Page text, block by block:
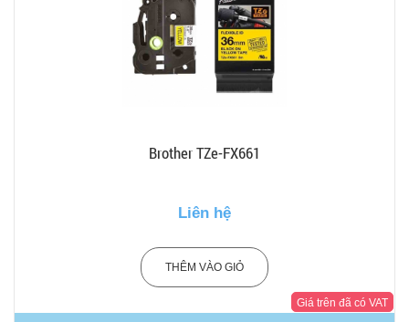
Brother TZe-FX661
Liên hệ
THÊM VÀO GIỎ
Giá trên đã có VAT